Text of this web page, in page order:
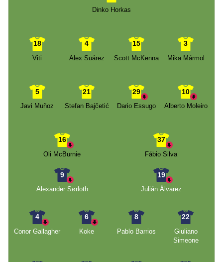
Dinko Horkas
18
Viti
4
Alex Suárez
15
Scott McKenna
3
Mika Mármol
5
Javi Muñoz
21
Stefan Bajčetić
29
Dario Essugo
10
Alberto Moleiro
16
Oli McBurnie
37
Fábio Silva
9
Alexander Sørloth
19
Julián Álvarez
4
Conor Gallagher
6
Koke
8
Pablo Barrios
22
Giuliano
Simeone